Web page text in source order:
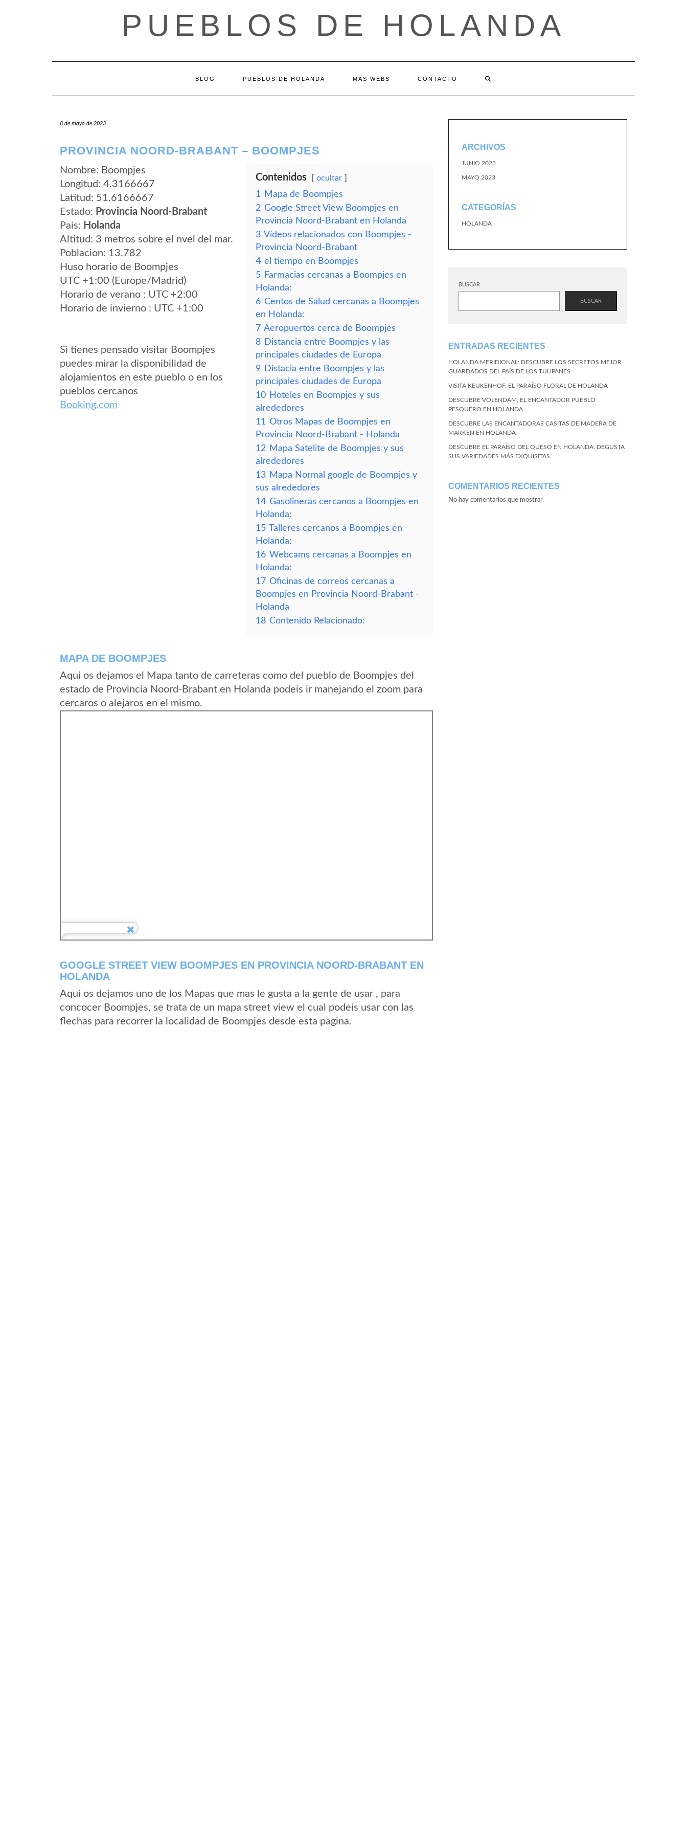
PUEBLOS DE HOLANDA
BLOG PUEBLOS DE HOLANDA MAS WEBS CONTACTO
8 de mayo de 2023
PROVINCIA NOORD-BRABANT – BOOMPJES
Nombre: Boompjes
Longitud: 4.3166667
Latitud: 51.6166667
Estado: Provincia Noord-Brabant
Pais: Holanda
Altitud: 3 metros sobre el nvel del mar.
Poblacion: 13.782
Huso horario de Boompjes
UTC +1:00 (Europe/Madrid)
Horario de verano : UTC +2:00
Horario de invierno : UTC +1:00
Si tienes pensado visitar Boompjes
puedes mirar la disponibilidad de
alojamientos en este pueblo o en los
pueblos cercanos
Booking.com
Contenidos ocultar
1
Mapa de Boompjes
2 Google Street View Boompjes en
Provincia Noord-Brabant en Holanda
3 Vídeos relacionados con Boompjes -
Provincia Noord-Brabant
4 el tiempo en Boompjes
5 Farmacias cercanas a Boompjes en
Holanda:
6 Centos de Salud cercanas a Boompjes
en Holanda:
7 Aeropuertos cerca de Boompjes
8 Distancia entre Boompjes y las
principales ciudades de Europa
9 Distacia entre Boompjes y las
principales ciudades de Europa
10 Hoteles en Boompjes y sus
alrededores
11 Otros Mapas de Boompjes en
Provincia Noord-Brabant - Holanda
12 Mapa Satelite de Boompjes y sus
alrededores
13 Mapa Normal google de Boompjes y
sus alrededores
14 Gasolineras cercanos a Boompjes en
Holanda:
15 Talleres cercanos a Boompjes en
Holanda:
16 Webcams cercanas a Boompjes en
Holanda:
17 Oficinas de correos cercanas a
Boompjes en Provincia Noord-Brabant -
Holanda
18 Contenido Relacionado:
MAPA DE BOOMPJES
Aqui os dejamos el Mapa tanto de carreteras como del pueblo de Boompjes del
estado de Provincia Noord-Brabant en Holanda podeis ir manejando el zoom para
cercaros o alejaros en el mismo.
GOOGLE STREET VIEW BOOMPJES EN PROVINCIA NOORD-BRABANT EN
HOLANDA
Aqui os dejamos uno de los Mapas que mas le gusta a la gente de usar , para
concocer Boompjes, se trata de un mapa street view el cual podeis usar con las
flechas para recorrer la localidad de Boompjes desde esta pagina.
ARCHIVOS
JUNIO 2023
MAYO 2023
CATEGORÍAS
HOLANDA
BUSCAR
BUSCAR
ENTRADAS RECIENTES
HOLANDA MERIDIONAL: DESCUBRE LOS SECRETOS MEJOR
GUARDADOS DEL PAÍS DE LOS TULIPANES
VISITA KEUKENHOF, EL PARAÍSO FLORAL DE HOLANDA
DESCUBRE VOLENDAM, EL ENCANTADOR PUEBLO
PESQUERO EN HOLANDA
DESCUBRE LAS ENCANTADORAS CASITAS DE MADERA DE
MARKEN EN HOLANDA
DESCUBRE EL PARAÍSO DEL QUESO EN HOLANDA: DEGUSTA
SUS VARIEDADES MÁS EXQUISITAS
COMENTARIOS RECIENTES
No hay comentarios que mostrar.